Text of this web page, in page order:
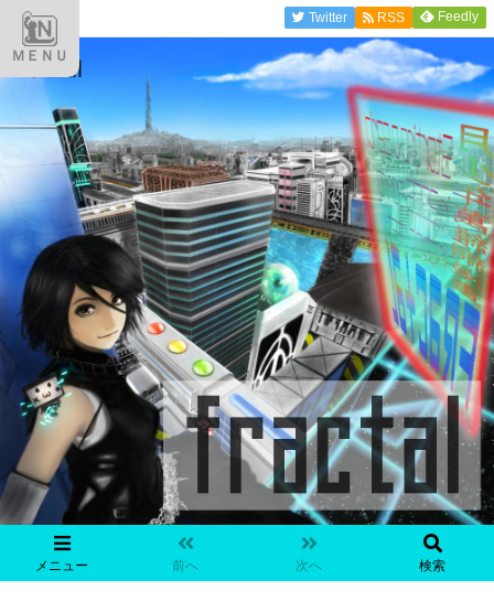
fractal
メニュー 前へ 次へ 検索
Twitter RSS Feedly
ＭＥＮＵ